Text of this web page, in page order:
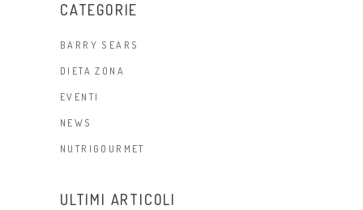
CATEGORIE
BARRY SEARS
DIETA ZONA
EVENTI
NEWS
NUTRIGOURMET
ULTIMI ARTICOLI